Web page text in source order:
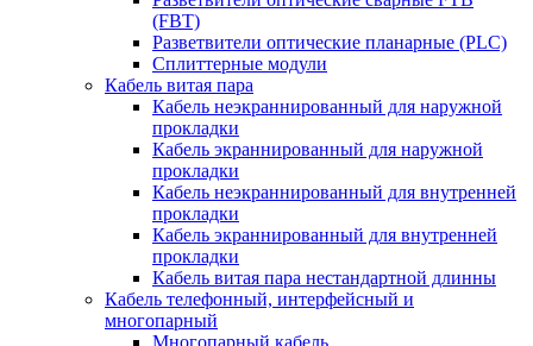
(FBT)
Разветвители оптические планарные (PLC)
Сплиттерные модули
Кабель витая пара
Кабель неэкраннированный для наружной
прокладки
Кабель экраннированный для наружной
прокладки
Кабель неэкраннированный для внутренней
прокладки
Кабель экраннированный для внутренней
прокладки
Кабель витая пара нестандартной длинны
Кабель телефонный, интерфейсный и
многопарный
Многопарный кабель